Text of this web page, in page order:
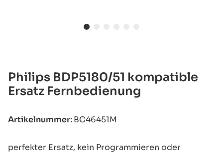
Philips BDP5180/51 kompatible
Ersatz Fernbedienung
Artikelnummer:BC46451M
perfekter Ersatz, kein Programmieren oder